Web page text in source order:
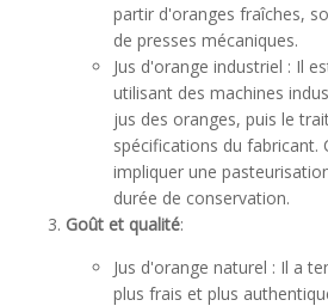
partir d'oranges fraîches,
de presses mécaniques.
Jus d'orange industriel : Il
utilisant des machines
jus des oranges, puis le
spécifications du fabricant.
impliquer une
durée de conservation.
Goût et qualité:
Jus d'orange naturel : Il a
plus frais et plus